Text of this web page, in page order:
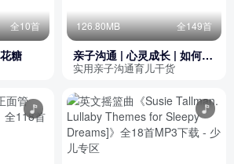
全10首
糖
126.80MB 全149首
亲子沟通 | 心灵成长 | 如何养
育女孩
实用亲子沟通育儿干货